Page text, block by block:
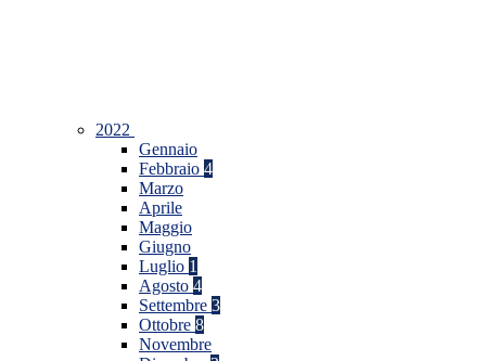
2022
Gennaio
Febbraio 4
Marzo
Aprile
Maggio
Giugno
Luglio 1
Agosto 4
Settembre 3
Ottobre 8
Novembre